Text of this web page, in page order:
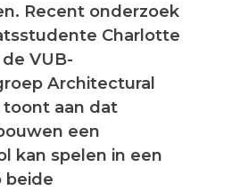
Recent onderzoek
Charlotte
VUB-
Architectural
toont aan dat
een
kan spelen in een
beide